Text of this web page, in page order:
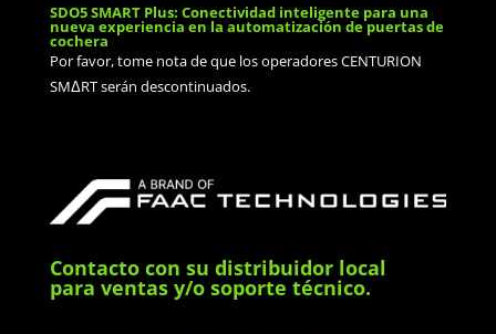
SDO5 SMART Plus: Conectividad inteligente para una
nueva experiencia en la automatización de puertas de
cochera
Por favor, tome nota de que los operadores CENTURION
SMΔRT serán descontinuados.
Contacto con su distribuidor local
para ventas y/o soporte técnico.